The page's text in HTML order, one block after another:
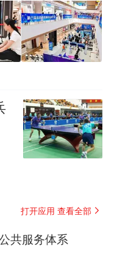
打开应用 查看全部
共服务体系